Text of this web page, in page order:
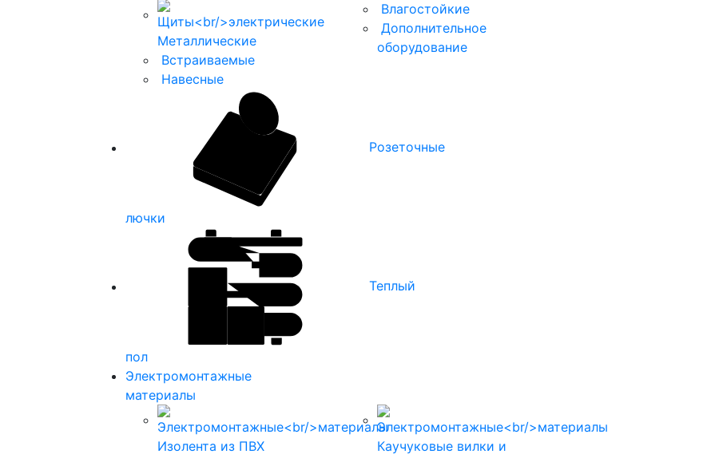
Металлические
Встраиваемые
Навесные
Влагостойкие
Дополнительное
оборудование
Розеточные
лючки
Теплый
пол
Электромонтажные
материалы
Изолента из ПВХ Каучуковые вилки и